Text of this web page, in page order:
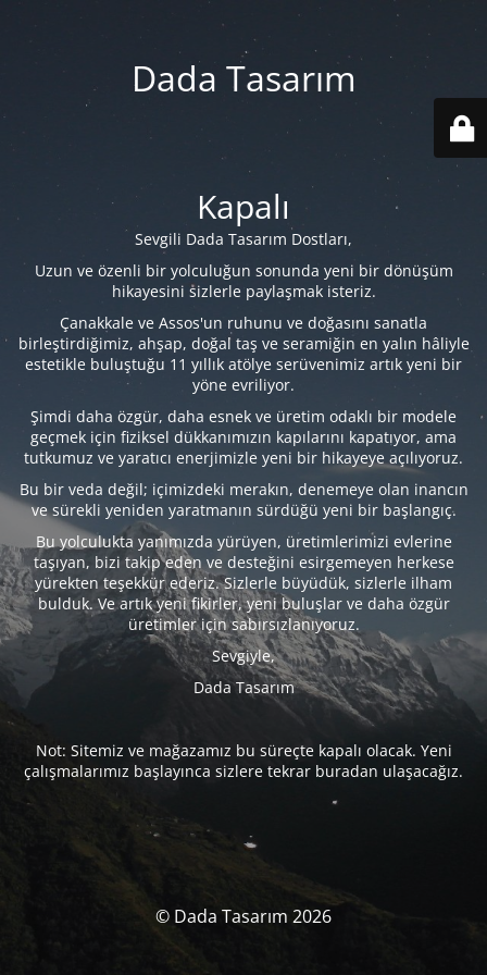
Dada Tasarım
Kapalı
Sevgili Dada Tasarım Dostları,
Uzun ve özenli bir yolculuğun sonunda yeni bir dönüşüm
hikayesini sizlerle paylaşmak isteriz.
Çanakkale ve Assos'un ruhunu ve doğasını sanatla
birleştirdiğimiz, ahşap, doğal taş ve seramiğin en yalın hâliyle
estetikle buluştuğu 11 yıllık atölye serüvenimiz artık yeni bir
yöne evriliyor.
Şimdi daha özgür, daha esnek ve üretim odaklı bir modele
geçmek için fiziksel dükkanımızın kapılarını kapatıyor, ama
tutkumuz ve yaratıcı enerjimizle yeni bir hikayeye açılıyoruz.
Bu bir veda değil; içimizdeki merakın, denemeye olan inancın
ve sürekli yeniden yaratmanın sürdüğü yeni bir başlangıç.
Bu yolculukta yanımızda yürüyen, üretimlerimizi evlerine
taşıyan, bizi takip eden ve desteğini esirgemeyen herkese
yürekten teşekkür ederiz. Sizlerle büyüdük, sizlerle ilham
bulduk. Ve artık yeni fikirler, yeni buluşlar ve daha özgür
üretimler için sabırsızlanıyoruz.
Sevgiyle,
Dada Tasarım
Not: Sitemiz ve mağazamız bu süreçte kapalı olacak. Yeni
çalışmalarımız başlayınca sizlere tekrar buradan ulaşacağız.
© Dada Tasarım 2026